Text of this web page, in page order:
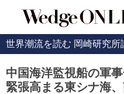
世界潮流を読む 岡崎研究所
中国海洋監視船の軍
緊張高まる東シナ海